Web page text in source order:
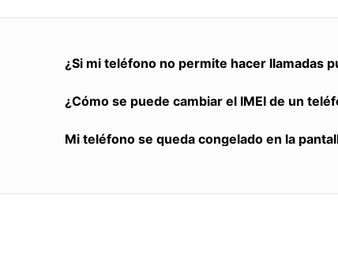
¿Si mi teléfono no permite hacer llamadas
¿Cómo se puede cambiar el IMEI de un
Mi teléfono se queda congelado en la